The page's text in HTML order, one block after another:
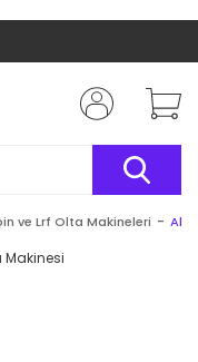
ve Lrf Olta Makineleri